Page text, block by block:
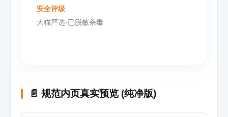
安全评级
大猫严选·已脱敏杀毒
📄 规范内页真实预览 (纯净版)